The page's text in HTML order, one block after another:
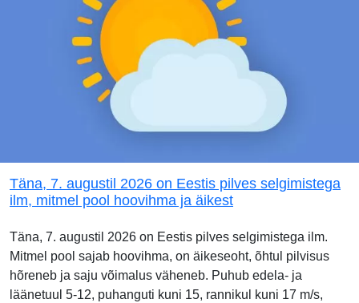
Täna, 7. augustil 2026 on Eestis pilves selgimistega
ilm, mitmel pool hoovihma ja äikest
Täna, 7. augustil 2026 on Eestis pilves selgimistega ilm.
Mitmel pool sajab hoovihma, on äikeseoht, õhtul pilvisus
hõreneb ja saju võimalus väheneb. Puhub edela- ja
läänetuul 5-12, puhanguti kuni 15, rannikul kuni 17 m/s,